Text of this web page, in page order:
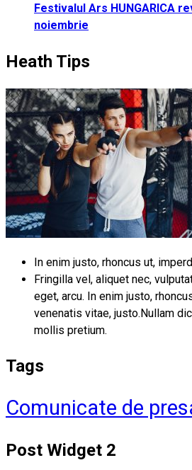
Festivalul Ars HUNGARICA
noiembrie
Heath Tips
In enim justo, rhoncus ut,
Fringilla vel, aliquet nec,
eget, arcu. In enim justo,
venenatis vitae, justo.Nullam
mollis pretium.
Tags
Comunicate de
Post Widget 2